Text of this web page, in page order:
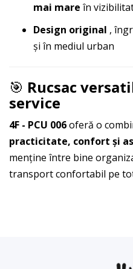
mai mare în
Design original ,
și în mediul urban
🎯 Rucsac
service
4F - PCU 006oferă o
practicitate, confort și
menține între bine
transport confortabil pe